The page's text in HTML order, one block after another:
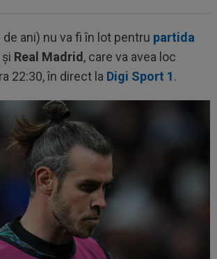
de ani) nu va fi în lot pentru partida
și Real Madrid , care va avea loc
22:30, în direct la Digi Sport 1.